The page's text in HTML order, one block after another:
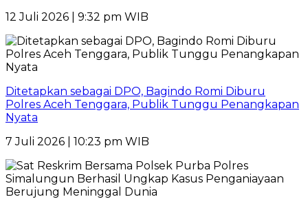
12 Juli 2026 | 9:32 pm WIB
Ditetapkan sebagai DPO, Bagindo Romi Diburu
Polres Aceh Tenggara, Publik Tunggu Penangkapan
Nyata
7 Juli 2026 | 10:23 pm WIB